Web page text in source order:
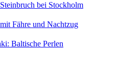
bei Stockholm
Fähre und Nachtzug
Baltische Perlen